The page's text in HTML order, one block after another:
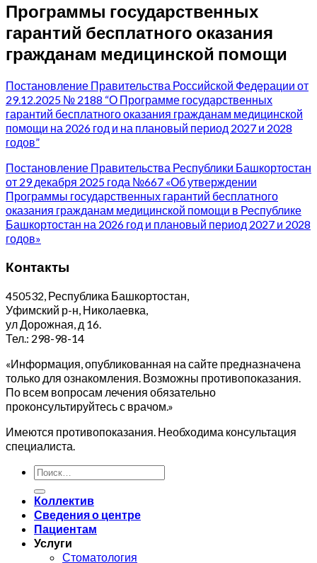
Программы государственных
гарантий бесплатного оказания
гражданам медицинской помощи
Постановление Правительства Российской Федерации от
29.12.2025 № 2188 “О Программе государственных
гарантий бесплатного оказания гражданам медицинской
помощи на 2026 год и на плановый период 2027 и 2028
годов”
Постановление Правительства Республики Башкортостан
от 29 декабря 2025 года №667 «Об утверждении
Программы государственных гарантий бесплатного
оказания гражданам медицинской помощи в Республике
Башкортостан на 2026 год и плановый период 2027 и 2028
годов»
Контакты
450532, Республика Башкортостан,
Уфимский р-н, Николаевка,
ул Дорожная, д 16.
Тел.: 298-98-14
«Информация, опубликованная на сайте предназначена
только для ознакомления. Возможны противопоказания.
По всем вопросам лечения обязательно
проконсультируйтесь с врачом.»
Имеются противопоказания. Необходима консультация
специалиста.
Коллектив
Сведения о центре
Пациентам
Услуги
Стоматология